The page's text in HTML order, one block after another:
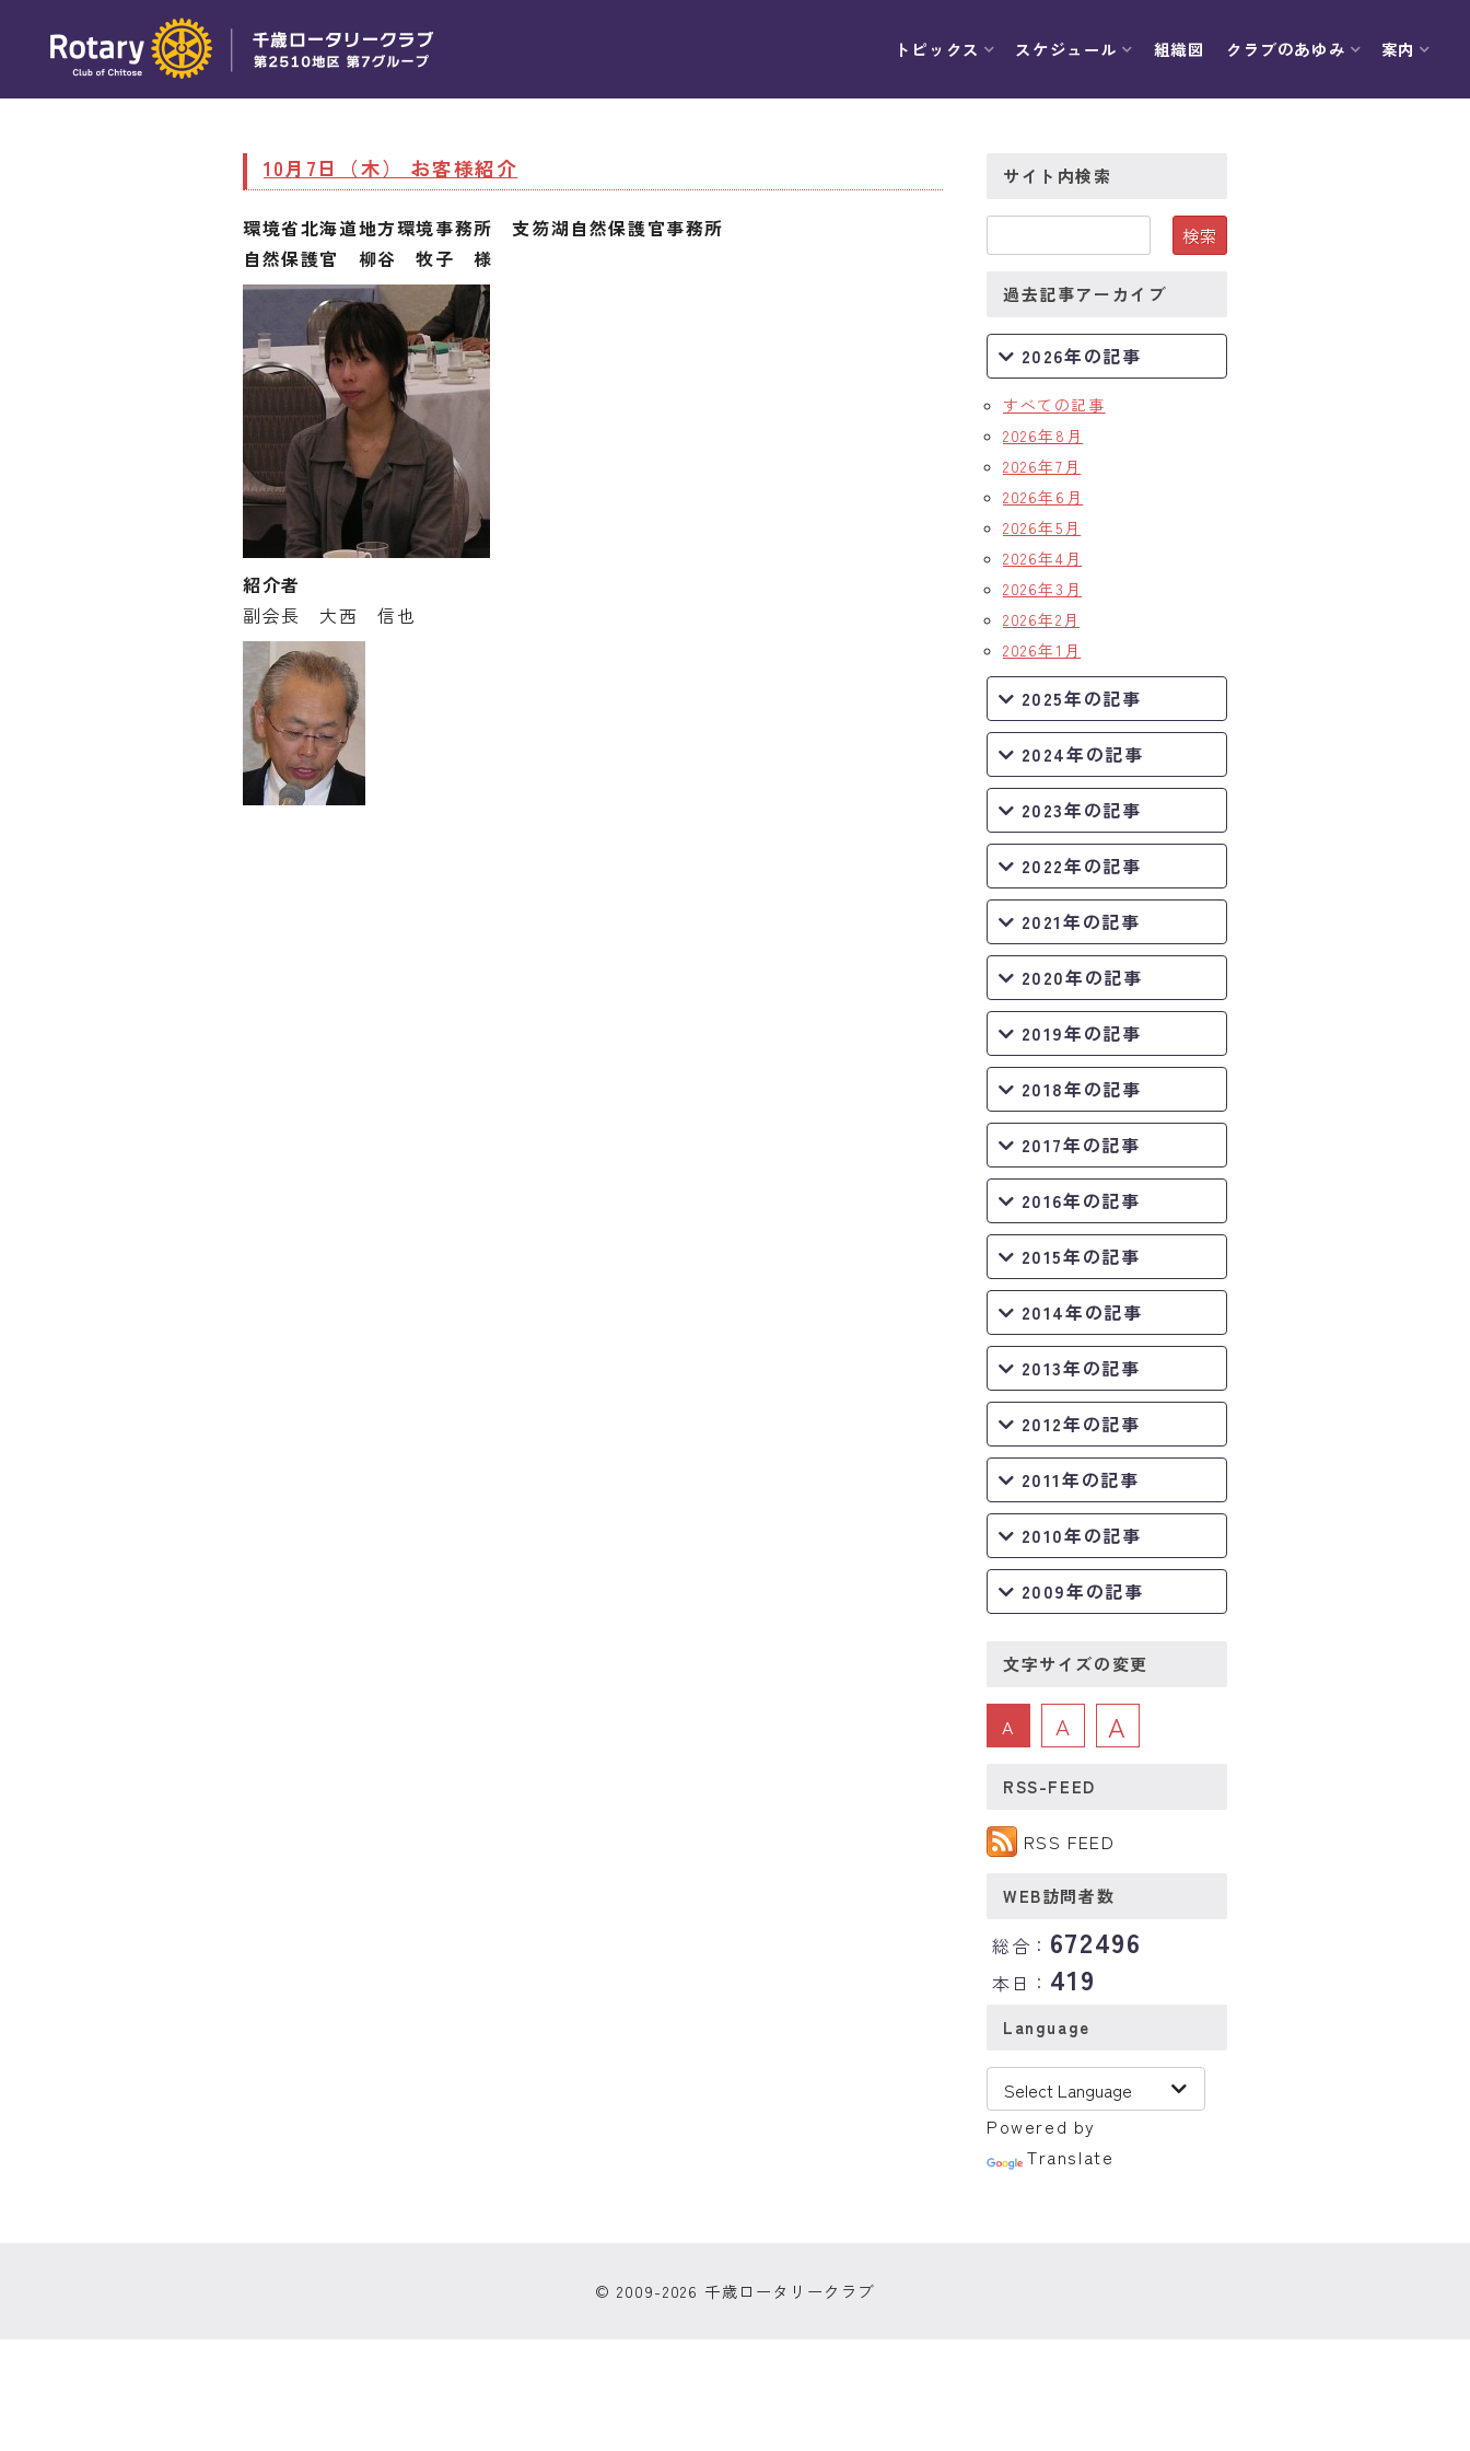
トピックス スケジュール 組織図 クラブのあゆみ 案内
10月7日（木） お客様紹介
環境省北海道地方環境事務所 支笏湖自然保護官事務所
自然保護官 柳谷 牧子 様
紹介者
副会長 大西 信也
サイト内検索
過去記事アーカイブ
2026年の記事
すべての記事
2026年8月
2026年7月
2026年6月
2026年5月
2026年4月
2026年3月
2026年2月
2026年1月
2025年の記事
2024年の記事
2023年の記事
2022年の記事
2021年の記事
2020年の記事
2019年の記事
2018年の記事
2017年の記事
2016年の記事
2015年の記事
2014年の記事
2013年の記事
2012年の記事
2011年の記事
2010年の記事
2009年の記事
文字サイズの変更
A A A
RSS-FEED
RSS FEED
WEB訪問者数
総合： 672496
本日： 419
Language
Powered by
Translate
© 2009-2026 千歳ロータリークラブ